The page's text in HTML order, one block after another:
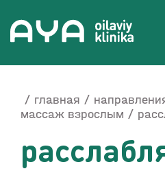
главная
массаж взрослым